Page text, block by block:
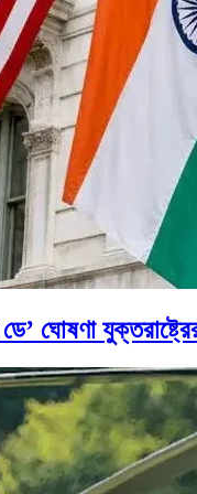
ঘোষণা